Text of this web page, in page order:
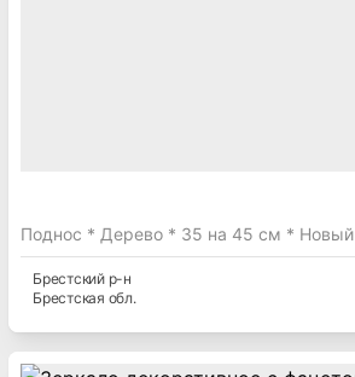
Поднос * Дерево * 35 на 45 см * Новый
Брестскийр-н
Брестская обл.